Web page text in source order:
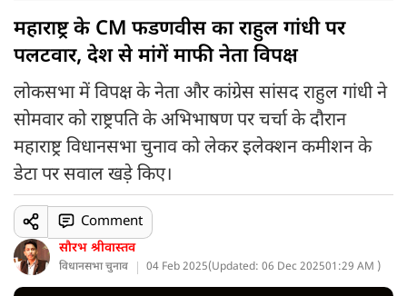
महाराष्ट्र के CM फडणवीस का राहुल गांधी पर
पलटवार, देश से मांगें माफी नेता विपक्ष
लोकसभा में विपक्ष के नेता और कांग्रेस सांसद राहुल गांधी ने
सोमवार को राष्ट्रपति के अभिभाषण पर चर्चा के दौरान
महाराष्ट्र विधानसभा चुनाव को लेकर इलेक्शन कमीशन के
डेटा पर सवाल खड़े किए।
सौरभ श्रीवास्तव
विधानसभा चुनाव 04 Feb 2025(Updated: 06 Dec 202501:29 AM )
Comment